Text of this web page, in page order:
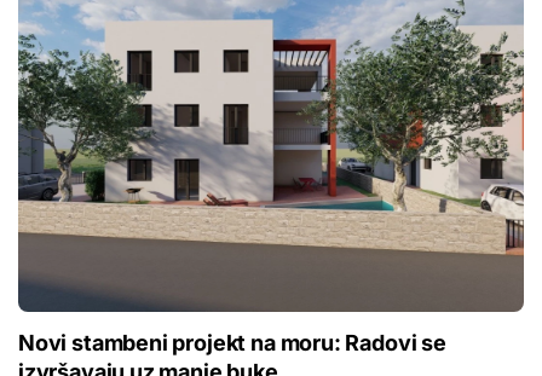
Novi stambeni projekt na moru: Radovi se